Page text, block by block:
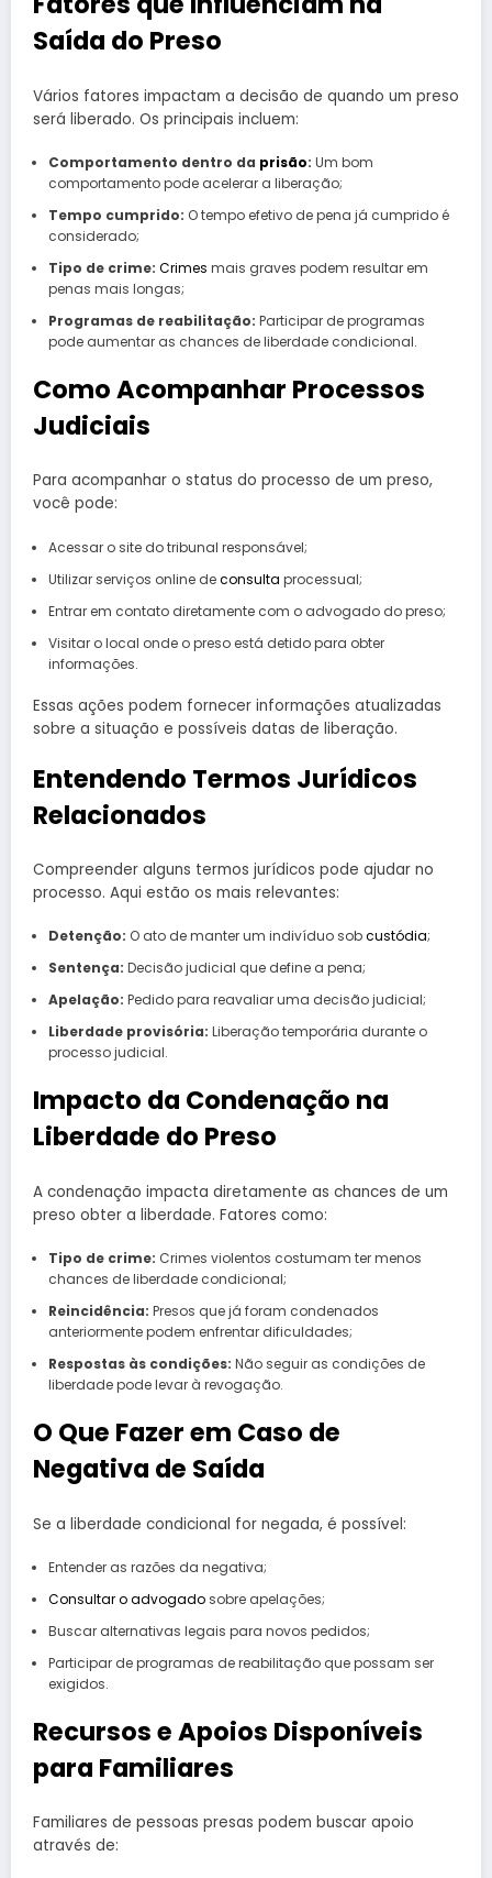
Saída do Preso
Vários fatores impactam a decisão de quando um preso
será liberado. Os principais incluem:
Comportamento dentro da prisão: Um bom
comportamento pode acelerar a liberação;
Tempo cumprido: O tempo efetivo de pena já cumprido é
considerado;
Tipo de crime: Crimes mais graves podem resultar em
penas mais longas;
Programas de reabilitação: Participar de programas
pode aumentar as chances de liberdade condicional.
Como Acompanhar Processos
Judiciais
Para acompanhar o status do processo de um preso,
você pode:
Acessar o site do tribunal responsável;
Utilizar serviços online deconsulta processual;
Entrar em contato diretamente com o advogado do preso;
Visitar o local onde o preso está detido para obter
informações.
Essas ações podem fornecer informações atualizadas
sobre a situação e possíveis datas de liberação.
Entendendo Termos Jurídicos
Relacionados
Compreender alguns termos jurídicos pode ajudar no
processo. Aqui estão os mais relevantes:
Detenção: O ato de manter um indivíduo sobcustódia;
Sentença: Decisão judicial que define a pena;
Apelação: Pedido para reavaliar uma decisão judicial;
Liberdade provisória: Liberação temporária durante o
processo judicial.
Impacto da Condenação na
Liberdade do Preso
A condenação impacta diretamente as chances de um
preso obter a liberdade. Fatores como:
Tipo de crime: Crimes violentos costumam ter menos
chances de liberdade condicional;
Reincidência: Presos que já foram condenados
anteriormente podem enfrentar dificuldades;
Respostas às condições: Não seguir as condições de
liberdade pode levar à revogação.
O Que Fazer em Caso de
Negativa de Saída
Se a liberdade condicional for negada, é possível:
Entender as razões da negativa;
Consultar o advogadosobre apelações;
Buscar alternativas legais para novos pedidos;
Participar de programas de reabilitação que possam ser
exigidos.
Recursos e Apoios Disponíveis
para Familiares
Familiares de pessoas presas podem buscar apoio
através de: